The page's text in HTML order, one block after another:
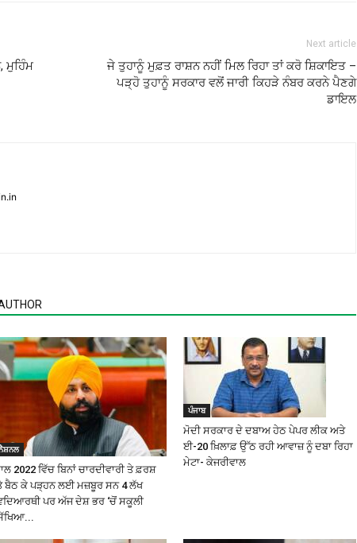
ਮੁਹਿੰਮ
Next article
ਜੇ ਤੁਹਾਨੂੰ ਮੁਫ਼ਤ ਰਾਸ਼ਨ ਨਹੀਂ ਮਿਲ ਰਿਹਾ ਤਾਂ ਕਰੋ ਸ਼ਿਕਾਇਤ –
ਪੜ੍ਹੋ ਤੁਹਾਨੂੰ ਸਰਕਾਰ ਵਲੋਂ ਜਾਰੀ ਕਿਹੜੇ ਨੰਬਰ ਕਰਨੇ ਪੈਣਗੇ
ਡਾਇਲ
2022 ਵਿੱਚ ਬਿਨਾਂ ਚਾਰਦੀਵਾਰੀ ਤੇ ਫ਼ਰਸ਼
ਬੈਠ ਕੇ ਪੜ੍ਹਨ ਲਈ ਮਜ਼ਬੂਰ ਸਨ 4 ਲੱਖ
ਪਰ ਅੱਜ ਦੇਸ਼ ਭਰ ‘ਚੋਂ ਸਕੂਲੀ
ਪੰਜਾਬ
ਮੋਦੀ ਸਰਕਾਰ ਦੇ ਦਬਾਅ ਹੇਠ ਪੇਪਰ ਲੀਕ ਅਤੇ
ਈ-20 ਖ਼ਿਲਾਫ਼ ਉੱਠ ਰਹੀ ਆਵਾਜ਼ ਨੂੰ ਦਬਾ ਰਿਹਾ
ਮੇਟਾ- ਕੇਜਰੀਵਾਲ